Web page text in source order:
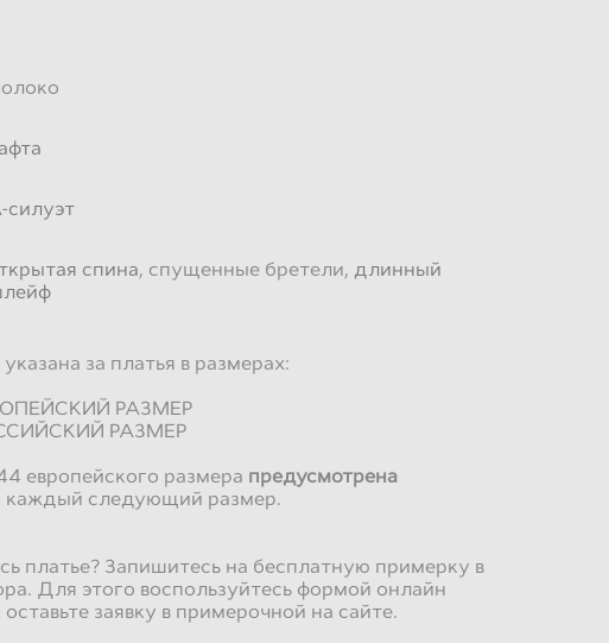
силуэт
спина, спущенные бретели, длинный
за платья в размерах:
РАЗМЕР
РАЗМЕР
европейского размера предусмотрена
каждый следующий размер.
платье? Запишитесь на бесплатную примерку в
Для этого воспользуйтесь формой онлайн
заявку в примерочной на сайте.